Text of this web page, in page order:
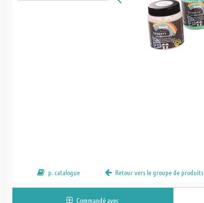
p. catalogue Retour vers le groupe de produits
Commandé avec